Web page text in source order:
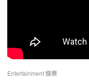
Entertainment 娛樂